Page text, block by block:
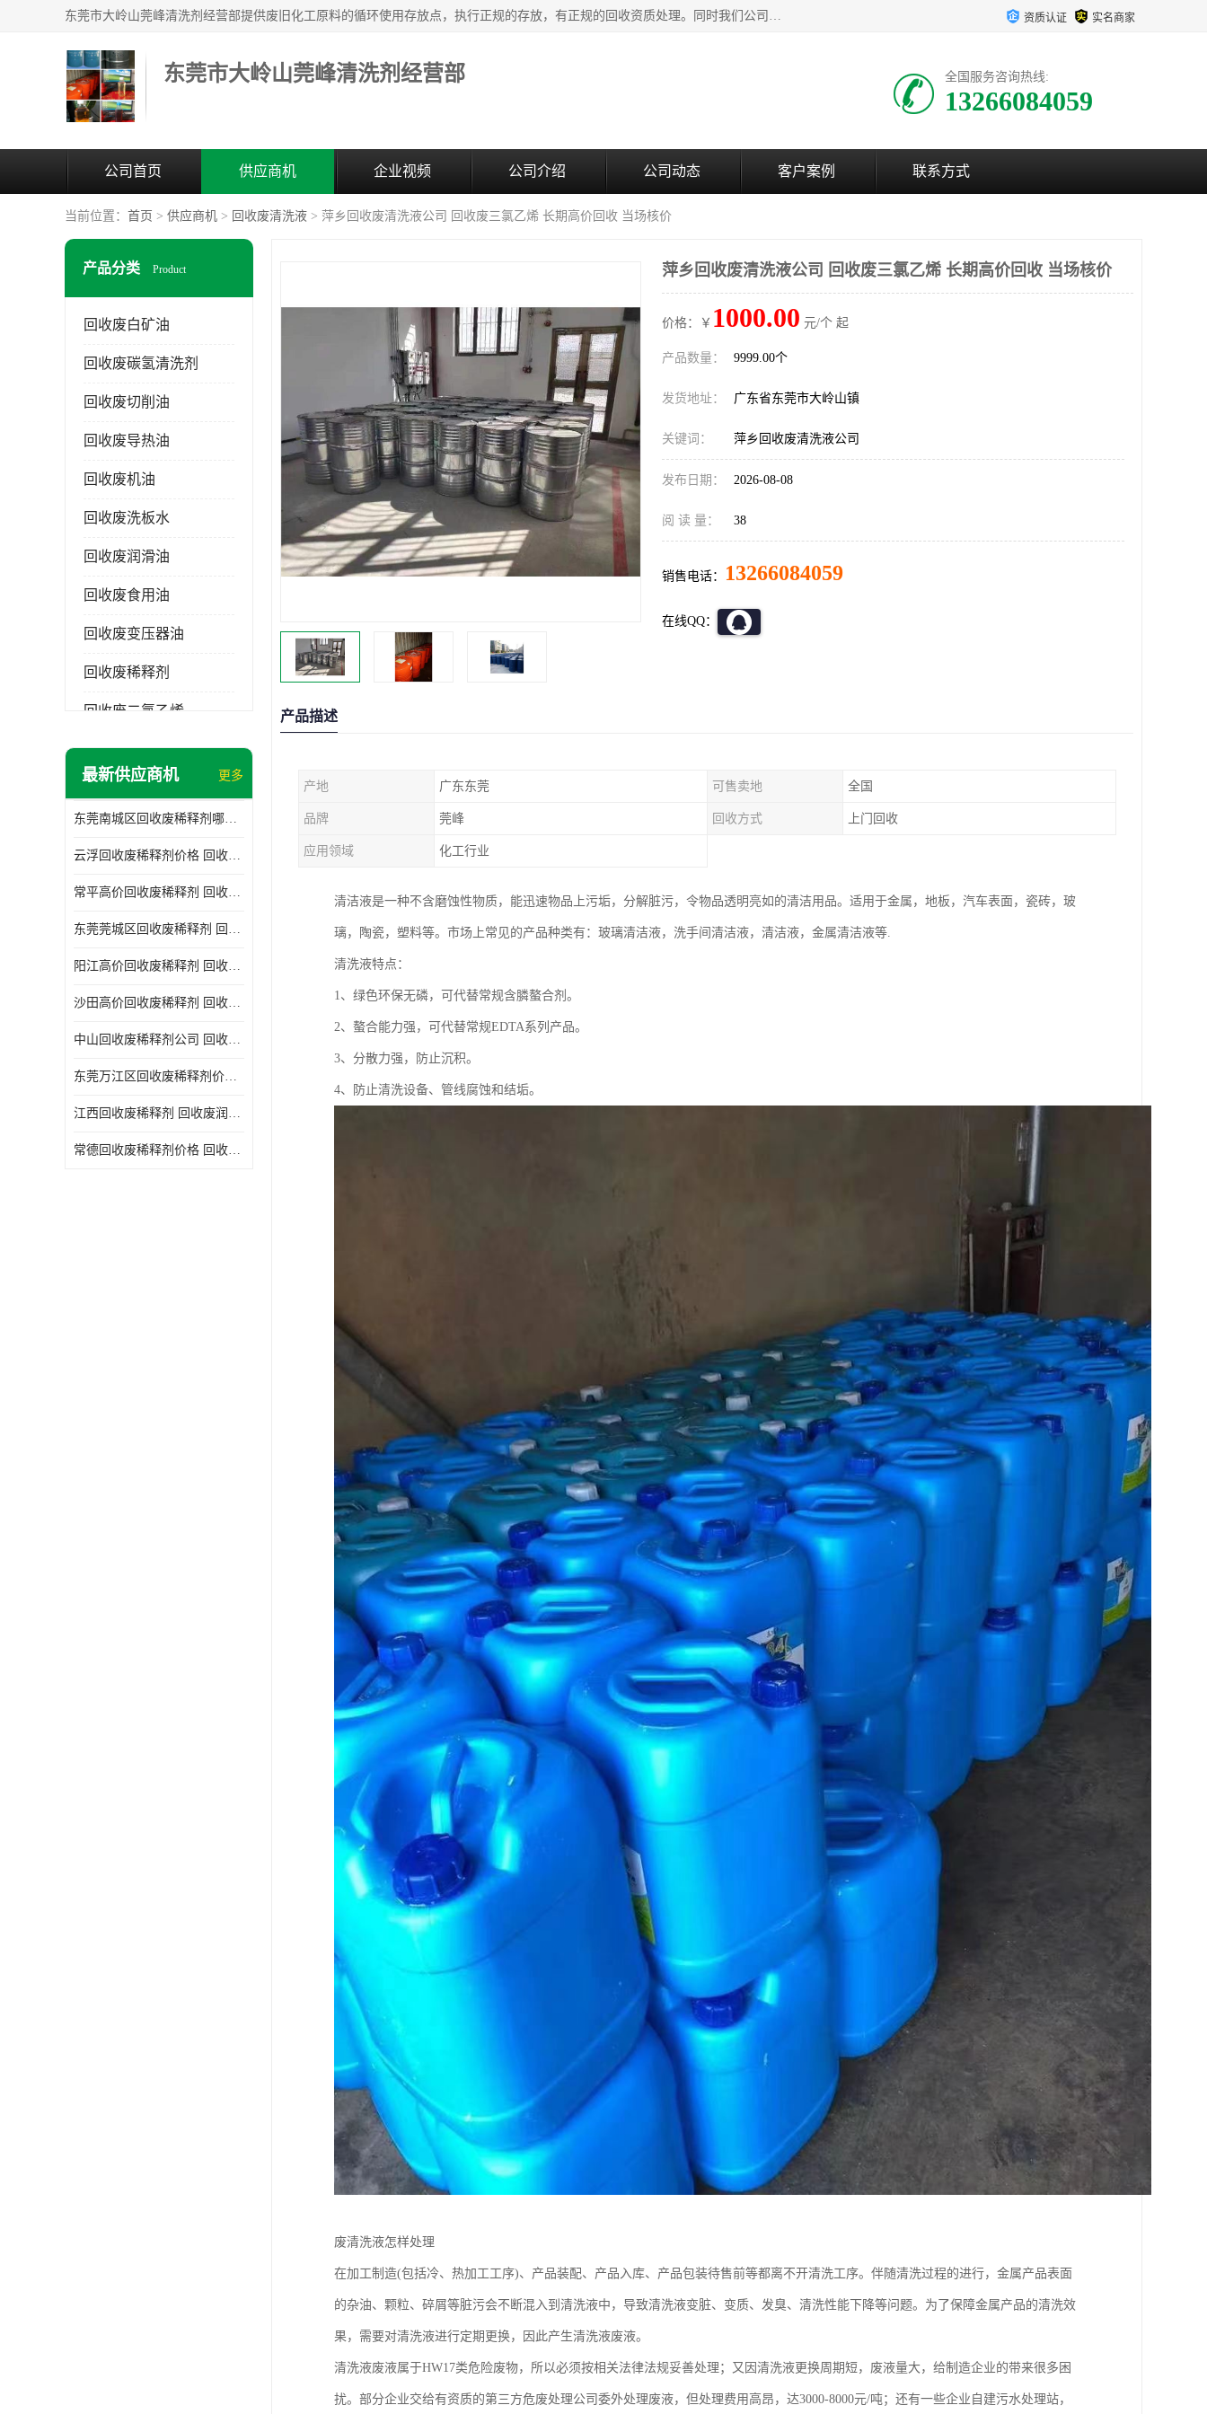
东莞市大岭山莞峰清洗剂经营部提供废旧化工原料的循环使用存放点，执行正规的存放，有正规的回收资质处理。同时我们公司批发零售回收级清洗剂，废液压油、废变压油、废清洗剂、脱模油、再生基础油，质量保证。 资质认证 实名商家
东莞市大岭山莞峰清洗剂经营部 全国服务咨询热线:
13266084059
公司首页 供应商机 企业视频 公司介绍 公司动态 客户案例 联系方式
当前位置： 首页 > 供应商机 > 回收废清洗液 > 萍乡回收废清洗液公司 回收废三氯乙烯 长期高价回收 当场核价
产品分类 Product
回收废白矿油
回收废碳氢清洗剂
回收废切削油
回收废导热油
回收废机油
回收废洗板水
回收废润滑油
回收废食用油
回收废变压器油
回收废稀释剂
回收废二氯乙烯
回收废清洗剂
回收废三氯乙烯
回收废清洗液
最新供应商机 更多
东莞南城区回收废稀释剂哪家好 回收废清洗剂
云浮回收废稀释剂价格 回收废润滑油
常平高价回收废稀释剂 回收废碳氢清洗剂
东莞莞城区回收废稀释剂 回收废食用油
阳江高价回收废稀释剂 回收废二氯甲烷
沙田高价回收废稀释剂 回收废机油
中山回收废稀释剂公司 回收废切削油
东莞万江区回收废稀释剂价格 回收废白电油
江西回收废稀释剂 回收废润滑油
常德回收废稀释剂价格 回收废清洗液
萍乡回收废清洗液公司 回收废三氯乙烯 长期高价回收 当场核价
价格：￥ 1000.00 元/个 起
产品数量： 9999.00个
发货地址： 广东省东莞市大岭山镇
关键词： 萍乡回收废清洗液公司
发布日期： 2026-08-08
阅 读 量： 38
销售电话： 13266084059
在线QQ：
产品描述
产地 广东东莞 可售卖地 全国
品牌 莞峰 回收方式 上门回收
应用领域 化工行业
清洁液是一种不含磨蚀性物质，能迅速物品上污垢，分解脏污，令物品透明亮如的清洁用品。适用于金属，地板，汽车表面，瓷砖，玻
璃，陶瓷，塑料等。市场上常见的产品种类有：玻璃清洁液，洗手间清洁液，清洁液，金属清洁液等.
清洗液特点：
1、绿色环保无磷，可代替常规含膦螯合剂。
2、螯合能力强，可代替常规EDTA系列产品。
3、分散力强，防止沉积。
4、防止清洗设备、管线腐蚀和结垢。
废清洗液怎样处理
在加工制造(包括冷、热加工工序)、产品装配、产品入库、产品包装待售前等都离不开清洗工序。伴随清洗过程的进行，金属产品表面
的杂油、颗粒、碎屑等脏污会不断混入到清洗液中，导致清洗液变脏、变质、发臭、清洗性能下降等问题。为了保障金属产品的清洗效
果，需要对清洗液进行定期更换，因此产生清洗液废液。
清洗液废液属于HW17类危险废物，所以必须按相关法律法规妥善处理；又因清洗液更换周期短，废液量大，给制造企业的带来很多困
扰。部分企业交给有资质的第三方危废处理公司委外处理废液，但处理费用高昂，达3000-8000元/吨；还有一些企业自建污水处理站，